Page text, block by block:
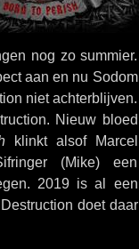
nog zo summier.
aan en nu Sodom
niet achterblijven.
Nieuw bloed
klinkt alsof Marcel
(Mike) een
2019 is al een
doet daar